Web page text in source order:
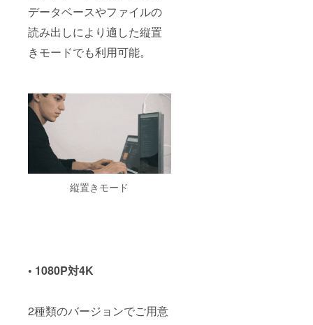
データベースやファイルの
読み出しにより適した縦置
きモードでも利用可能。
縦置きモード
• 1080P対4K
2種類のバージョンでご用意